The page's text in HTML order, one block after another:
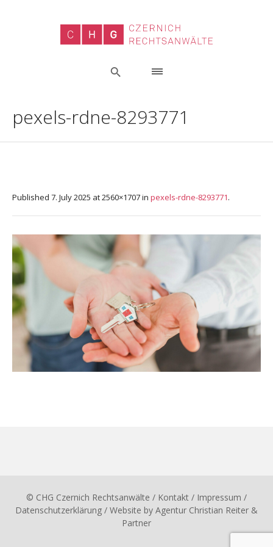
pexels-rdne-8293771
Published 7. July 2025 at 2560×1707 in pexels-rdne-8293771.
© CHG Czernich Rechtsanwälte / Kontakt / Impressum /
Datenschutzerklärung / Website by Agentur Christian Reiter &
Partner